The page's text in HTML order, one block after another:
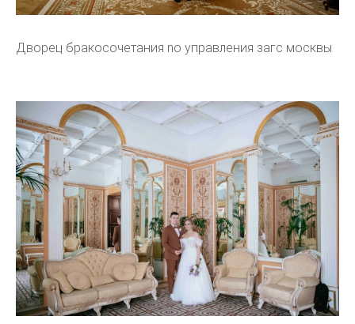
Дворец бракосочетания no управления загс москвы